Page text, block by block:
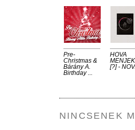
Pre-
Christmas &
Bárány A.
Birthday ...
HOVA
[?] -
NINCSENEK